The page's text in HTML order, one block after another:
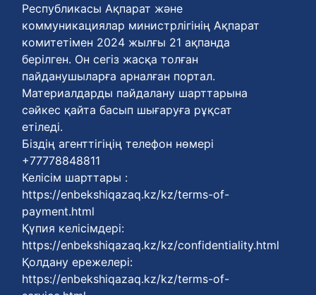
Республикасы Ақпарат және
коммуникациялар министрлігінің Ақпарат
комитетімен 2024 жылғы 21 ақпанда
берілген. Он сегіз жасқа толған
пайданушыларға арналған портал.
Материалдарды пайдалану шарттарына
сәйкес қайта басып шығаруға рұқсат
етіледі.
Біздің агенттігіңің телефон нөмері
+77778848811
Келісім шарттары :
https://enbekshiqazaq.kz/kz/terms-of-
payment.html
Қүпия келісімдері:
https://enbekshiqazaq.kz/kz/confidentiality.html
Қолдану ережелері:
https://enbekshiqazaq.kz/kz/terms-of-